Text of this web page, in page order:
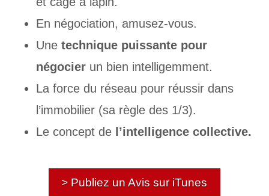
En négociation, amusez-vous.
Une technique puissante pour
négocierun bien intelligemment.
La force du réseau pour réussir dans
l’immobilier (sa règle des 1/3).
Le concept del’intelligence collective.
> Publiez un Avis sur iTunes